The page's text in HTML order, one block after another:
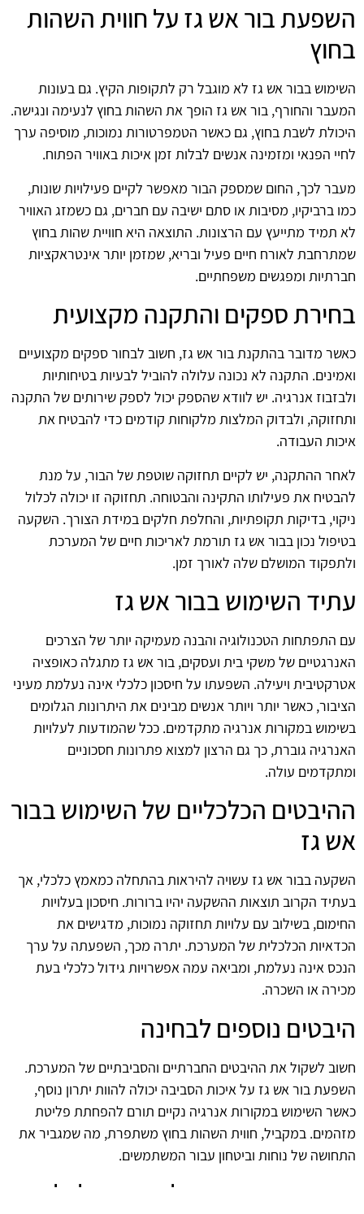
השפעת בור אש גז על חווית השהות
בחוץ
השימוש בבור אש גז לא מוגבל רק לתקופות הקיץ. גם בעונות
המעבר והחורף, בור אש גז הופך את השהות בחוץ לנעימה ונגישה.
היכולת לשבת בחוץ, גם כאשר הטמפרטורות נמוכות, מוסיפה ערך
לחיי הפנאי ומזמינה אנשים לבלות זמן איכות באוויר הפתוח.
מעבר לכך, החום שמספק הבור מאפשר לקיים פעילויות שונות,
כמו ברביקיו, מסיבות או סתם ישיבה עם חברים, גם כשמזג האוויר
לא תמיד מתייעץ עם הרצונות. התוצאה היא חוויית שהות בחוץ
שמתרחבת לאורח חיים פעיל ובריא, שמזמן יותר אינטראקציות
חברתיות ומפגשים משפחתיים.
בחירת ספקים והתקנה מקצועית
כאשר מדובר בהתקנת בור אש גז, חשוב לבחור ספקים מקצועיים
ואמינים. התקנה לא נכונה עלולה להוביל לבעיות בטיחותיות
ולבזבוז אנרגיה. יש לוודא שהספק יכול לספק שירותים של התקנה
ותחזוקה, ולבדוק המלצות מלקוחות קודמים כדי להבטיח את
איכות העבודה.
לאחר ההתקנה, יש לקיים תחזוקה שוטפת של הבור, על מנת
להבטיח את פעילותו התקינה והבטוחה. תחזוקה זו יכולה לכלול
ניקוי, בדיקות תקופתיות, והחלפת חלקים במידת הצורך. השקעה
בטיפול נכון בבור אש גז תורמת לאריכות חיים של המערכת
ולתפקוד המושלם שלה לאורך זמן.
עתיד השימוש בבור אש גז
עם התפתחות הטכנולוגיה והבנה מעמיקה יותר של הצרכים
האנרגטיים של משקי בית ועסקים, בור אש גז מתגלה כאופציה
אטרקטיבית ויעילה. השפעתו על חיסכון כלכלי אינה נעלמת מעיני
הציבור, כאשר יותר ויותר אנשים מבינים את היתרונות הגלומים
בשימוש במקורות אנרגיה מתקדמים. ככל שהמודעות לעלויות
האנרגיה גוברת, כך גם הרצון למצוא פתרונות חסכוניים
ומתקדמים עולה.
ההיבטים הכלכליים של השימוש בבור
אש גז
השקעה בבור אש גז עשויה להיראות בהתחלה כמאמץ כלכלי, אך
בעתיד הקרוב תוצאות ההשקעה יהיו ברורות. חיסכון בעלויות
החימום, בשילוב עם עלויות תחזוקה נמוכות, מדגישים את
הכדאיות הכלכלית של המערכת. יתרה מכך, השפעתה על ערך
הנכס אינה נעלמת, ומביאה עמה אפשרויות גידול כלכלי בעת
מכירה או השכרה.
היבטים נוספים לבחינה
חשוב לשקול את ההיבטים החברתיים והסביבתיים של המערכת.
השפעת בור אש גז על איכות הסביבה יכולה להוות יתרון נוסף,
כאשר השימוש במקורות אנרגיה נקיים תורם להפחתת פליטת
מזהמים. במקביל, חווית השהות בחוץ משתפרת, מה שמגביר את
התחושה של נוחות וביטחון עבור המשתמשים.
סיכום ההשפעות על חיסכון כלכלי